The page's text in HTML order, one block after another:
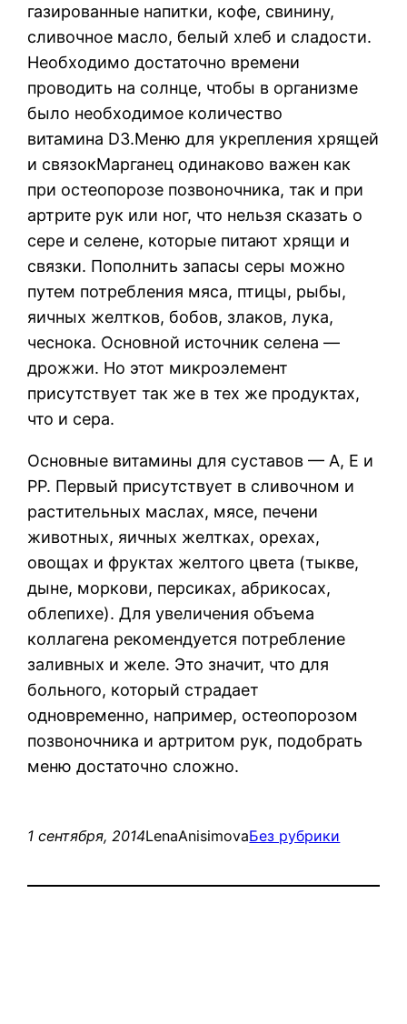
газированные напитки, кофе, свинину,
сливочное масло, белый хлеб и сладости.
Необходимо достаточно времени
проводить на солнце, чтобы в организме
было необходимое количество
витамина D3.Меню для укрепления хрящей
и связокМарганец одинаково важен как
при остеопорозе позвоночника, так и при
артрите рук или ног, что нельзя сказать о
сере и селене, которые питают хрящи и
связки. Пополнить запасы серы можно
путем потребления мяса, птицы, рыбы,
яичных желтков, бобов, злаков, лука,
чеснока. Основной источник селена —
дрожжи. Но этот микроэлемент
присутствует так же в тех же продуктах,
что и сера.
Основные витамины для суставов — А, Е и
РР. Первый присутствует в сливочном и
растительных маслах, мясе, печени
животных, яичных желтках, орехах,
овощах и фруктах желтого цвета (тыкве,
дыне, моркови, персиках, абрикосах,
облепихе). Для увеличения объема
коллагена рекомендуется потребление
заливных и желе. Это значит, что для
больного, который страдает
одновременно, например, остеопорозом
позвоночника и артритом рук, подобрать
меню достаточно сложно.
1 сентября, 2014LenaAnisimovaБез рубрики